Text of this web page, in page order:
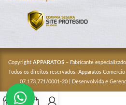
Copyright APPARATOS – Fabricante
Todos os direitos reservados. Apparatos Comercio
07.173.771/0001-20 | Desenvolvida e